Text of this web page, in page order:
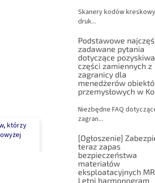
którzy
Skanery kodów
druk...
Podstawowe
zadawane pytania
dotyczące
części zamiennych z
zagranicy dla
menedżerów
przemysłowych w
Niezbędne FAQ
zagran...
[Ogłoszenie]
teraz zapas
bezpieczeństwa
materiałów
eksploatacyjnych
Letni harmonogram